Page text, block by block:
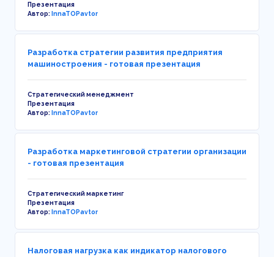
Презентация
Автор:InnaTOPavtor
Разработка стратегии развития предприятия
машиностроения - готовая презентация
Стратегический менеджмент
Презентация
Автор:InnaTOPavtor
Разработка маркетинговой стратегии организации
- готовая презентация
Стратегический маркетинг
Презентация
Автор:InnaTOPavtor
Налоговая нагрузка как индикатор налогового